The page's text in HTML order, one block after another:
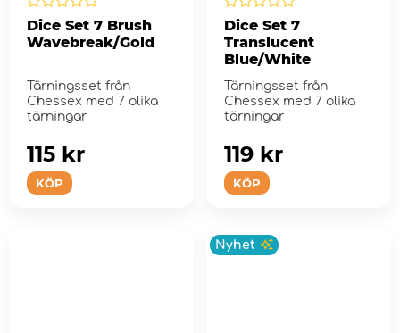
Dice Set 7 Brush
Wavebreak/Gold
Tärningsset från
Chessex med 7 olika
tärningar
KÖP
115 kr
Dice Set 7
Translucent
Blue/White
Tärningsset från
Chessex med 7 olika
tärningar
KÖP
119 kr
Nyhet